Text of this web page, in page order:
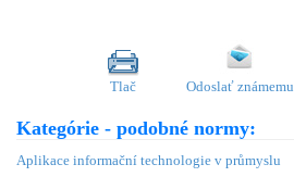
Tlač Odoslať známemu
Kategórie - podobné normy:
Aplikace informační technologie v průmyslu